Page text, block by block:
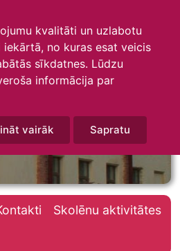
kvalitāti un uzlabotu
no kuras esat veicis
sīkdatnes. Lūdzu
informācija par
vairāk Sapratu
Skolēnu aktivitātes